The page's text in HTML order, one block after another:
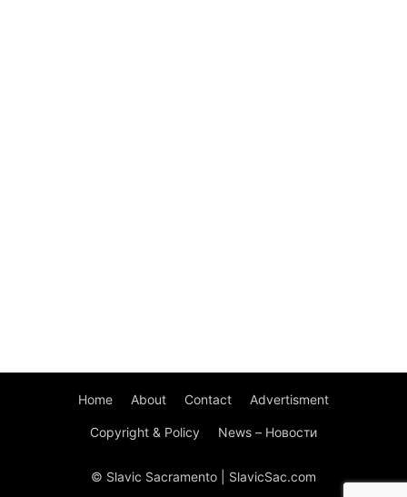
Home About Contact Advertisment
Copyright & Policy News – Новости
© Slavic Sacramento | SlavicSac.com